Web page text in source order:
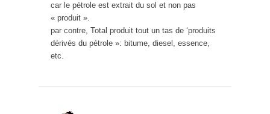
car le pétrole est extrait du sol et non pas
« produit ».
par contre, Total produit tout un tas de ‘produits
dérivés du pétrole »: bitume, diesel, essence,
etc.